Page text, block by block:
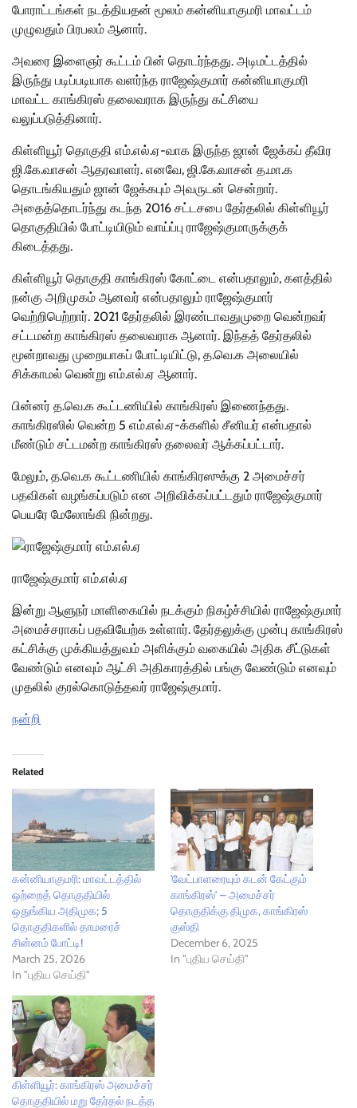
போராட்டங்கள் நடத்தியதன் மூலம் கன்னியாகுமரி மாவட்டம்
முழுவதும் பிரபலம் ஆனார்.
அவரை இளைஞர் கூட்டம் பின் தொடர்ந்தது. அடிமட்டத்தில்
இருந்து படிப்படியாக வளர்ந்த ராஜேஷ்குமார் கன்னியாகுமரி
மாவட்ட காங்கிரஸ் தலைவராக இருந்து கட்சியை
வலுப்படுத்தினார்.
கிள்ளியூர் தொகுதி எம்.எல்.ஏ-வாக இருந்த ஜான் ஜேக்கப் தீவிர
ஜி.கே.வாசன் ஆதரவாளர். எனவே, ஜி.கே.வாசன் த.மா.க
தொடங்கியதும் ஜான் ஜேக்கபும் அவருடன் சென்றார்.
அதைத்தொடர்ந்து கடந்த 2016 சட்டசபை தேர்தலில் கிள்ளியூர்
தொகுதியில் போட்டியிடும் வாய்ப்பு ராஜேஷ்குமாருக்குக்
கிடைத்தது.
கிள்ளியூர் தொகுதி காங்கிரஸ் கோட்டை என்பதாலும், களத்தில்
நன்கு அறிமுகம் ஆனவர் என்பதாலும் ராஜேஷ்குமார்
வெற்றிபெற்றார். 2021 தேர்தலில் இரண்டாவதுமுறை வென்றவர்
சட்டமன்ற காங்கிரஸ் தலைவராக ஆனார். இந்தத் தேர்தலில்
மூன்றாவது முறையாகப் போட்டியிட்டு, த.வெ.க அலையில்
சிக்காமல் வென்று எம்.எல்.ஏ ஆனார்.
பின்னர் த.வெ.க கூட்டணியில் காங்கிரஸ் இணைந்தது.
காங்கிரஸில் வென்ற 5 எம்.எல்.ஏ-க்களில் சீனியர் என்பதால்
மீண்டும் சட்டமன்ற காங்கிரஸ் தலைவர் ஆக்கப்பட்டார்.
மேலும், த.வெ.க கூட்டணியில் காங்கிரஸுக்கு 2 அமைச்சர்
பதவிகள் வழங்கப்படும் என அறிவிக்கப்பட்டதும் ராஜேஷ்குமார்
பெயரே மேலோங்கி நின்றது.
ராஜேஷ்குமார் எம்.எல்.ஏ
இன்று ஆளுநர் மாளிகையில் நடக்கும் நிகழ்ச்சியில் ராஜேஷ்குமார்
அமைச்சராகப் பதவியேற்க உள்ளார். தேர்தலுக்கு முன்பு காங்கிரஸ்
கட்சிக்கு முக்கியத்துவம் அளிக்கும் வகையில் அதிக சீட்டுகள்
வேண்டும் எனவும் ஆட்சி அதிகாரத்தில் பங்கு வேண்டும் எனவும்
முதலில் குரல்கொடுத்தவர் ராஜேஷ்குமார்.
நன்றி
Related
கன்னியாகுமரி: மாவட்டத்தில்
ஒற்றைத் தொகுதியில்
ஒதுங்கிய அதிமுக; 5
தொகுதிகளில் தாமரைச்
சின்னம் போட்டி!
March 25, 2026
In "புதிய செய்தி"
'வேட்பாளரையும் கடன் கேட்கும்
காங்கிரஸ்’ – அமைச்சர்
தொகுதிக்கு திமுக, காங்கிரஸ்
குஸ்தி
December 6, 2025
In "புதிய செய்தி"
கிள்ளியூர்: காங்கிரஸ் அமைச்சர்
தொகுதியில் மறு தேர்தல் நடத்த